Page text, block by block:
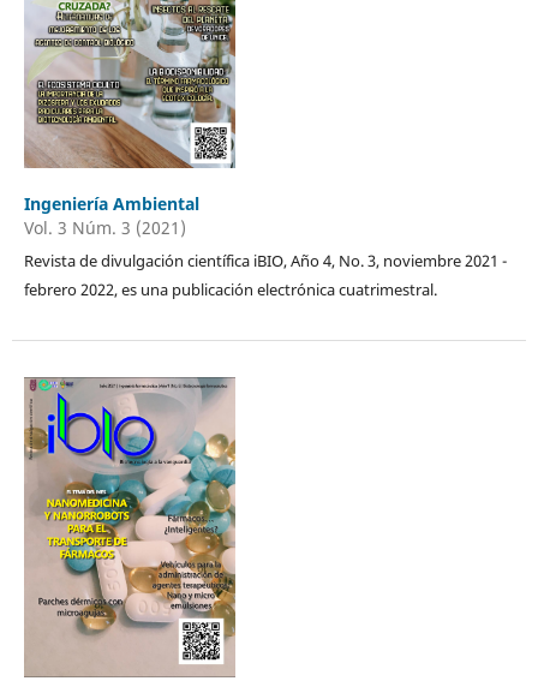
Ingeniería Ambiental
Vol. 3 Núm. 3 (2021)
Revista de divulgación científica iBIO, Año 4, No. 3, noviembre 2021 -
febrero 2022, es una publicación electrónica cuatrimestral.